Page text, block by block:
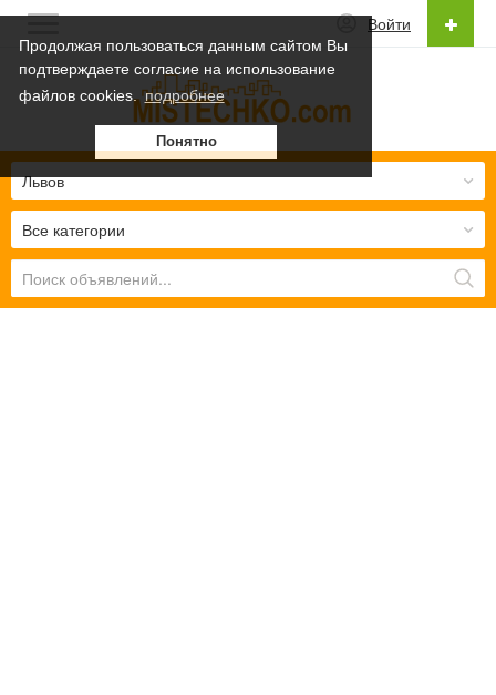
Продолжая пользоваться данным сайтом Вы
подтверждаете согласие на использование
файлов cookies. подробнее
Понятно
Войти
Русский
Українська
Русский
Все категории
Львов